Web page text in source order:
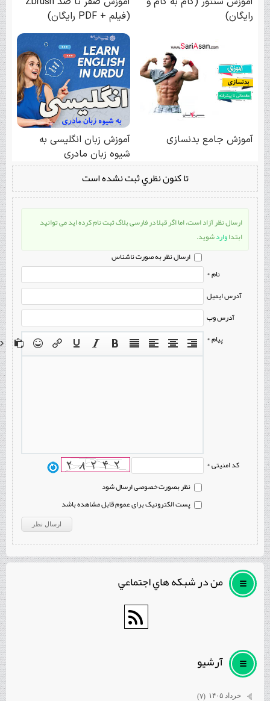
تا كنون نظري ثبت نشده است
ارسال نظر آزاد است، اما اگر قبلا در فارسی بلاگ ثبت نام کرده اید می توانید
ابتداواردشوید.
ارسال نظر به صورت ناشناس
نام *
آدرس ایمیل
آدرس وب
پیام *
کد امنیتی *
نظر بصورت خصوصی ارسال شود
پست الکترونیک برای عموم قابل مشاهده باشد
من در شبكه هاي اجتماعي
آرشيو
خرداد ۱۴۰۵ (۷)